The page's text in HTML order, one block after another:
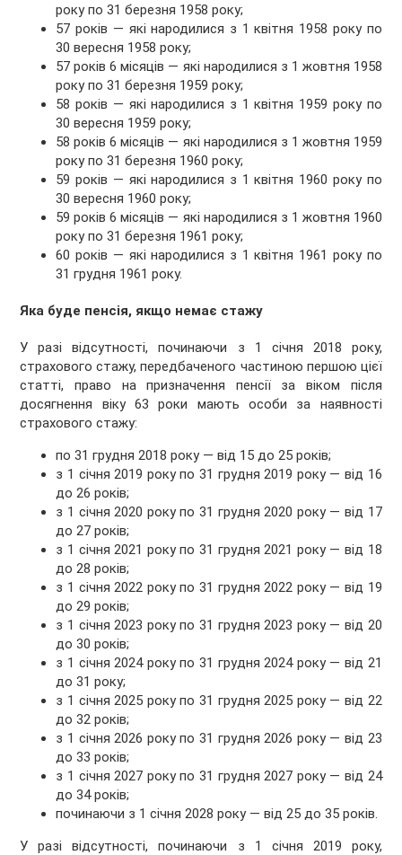
року по 31 березня 1958 року;
57 років — які народилися з 1 квітня 1958 року по
30 вересня 1958 року;
57 років 6 місяців — які народилися з 1 жовтня 1958
року по 31 березня 1959 року;
58 років — які народилися з 1 квітня 1959 року по
30 вересня 1959 року;
58 років 6 місяців — які народилися з 1 жовтня 1959
року по 31 березня 1960 року;
59 років — які народилися з 1 квітня 1960 року по
30 вересня 1960 року;
59 років 6 місяців — які народилися з 1 жовтня 1960
року по 31 березня 1961 року;
60 років — які народилися з 1 квітня 1961 року по
31 грудня 1961 року.
Яка буде пенсія, якщо немає стажу
У разі відсутності, починаючи з 1 січня 2018 року,
страхового стажу, передбаченого частиною першою цієї
статті, право на призначення пенсії за віком після
досягнення віку 63 роки мають особи за наявності
страхового стажу:
по 31 грудня 2018 року — від 15 до 25 років;
з 1 січня 2019 року по 31 грудня 2019 року — від 16
до 26 років;
з 1 січня 2020 року по 31 грудня 2020 року — від 17
до 27 років;
з 1 січня 2021 року по 31 грудня 2021 року — від 18
до 28 років;
з 1 січня 2022 року по 31 грудня 2022 року — від 19
до 29 років;
з 1 січня 2023 року по 31 грудня 2023 року — від 20
до 30 років;
з 1 січня 2024 року по 31 грудня 2024 року — від 21
до 31 року;
з 1 січня 2025 року по 31 грудня 2025 року — від 22
до 32 років;
з 1 січня 2026 року по 31 грудня 2026 року — від 23
до 33 років;
з 1 січня 2027 року по 31 грудня 2027 року — від 24
до 34 років;
починаючи з 1 січня 2028 року — від 25 до 35 років.
У разі відсутності, починаючи з 1 січня 2019 року,